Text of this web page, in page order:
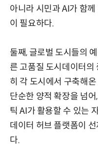
아니라 시민과 AI가 함
이 필요하다.
둘째, 글로벌 도시들의
른 고품질 도시데이터의
히 각 도시에서 구축해
단순한 양적 확장을 넘
틱 AI가 활용할 수 있는
데이터 허브 플랫폼이
다.